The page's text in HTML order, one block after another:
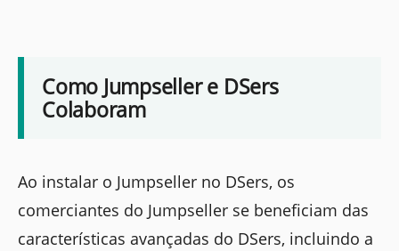
Como Jumpseller e DSers
Colaboram
Ao instalar o Jumpseller no DSers, os
comerciantes do Jumpseller se beneficiam das
características avançadas do DSers, incluindo a